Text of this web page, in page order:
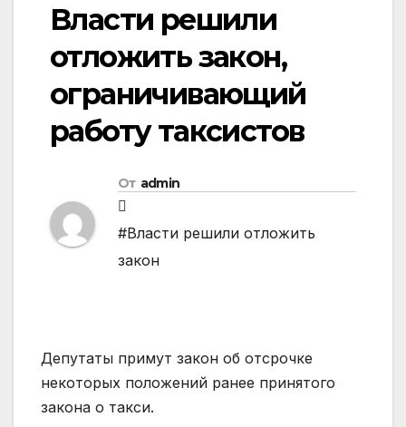
Власти решили
отложить закон,
ограничивающий
работу таксистов
От admin
#Власти решили отложить
закон
Депутаты примут закон об отсрочке
некоторых положений ранее принятого
закона о такси.